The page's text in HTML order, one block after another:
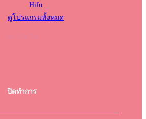
Hifu
ดูโปรแกรมทั้งหมด
ปิดทำการ